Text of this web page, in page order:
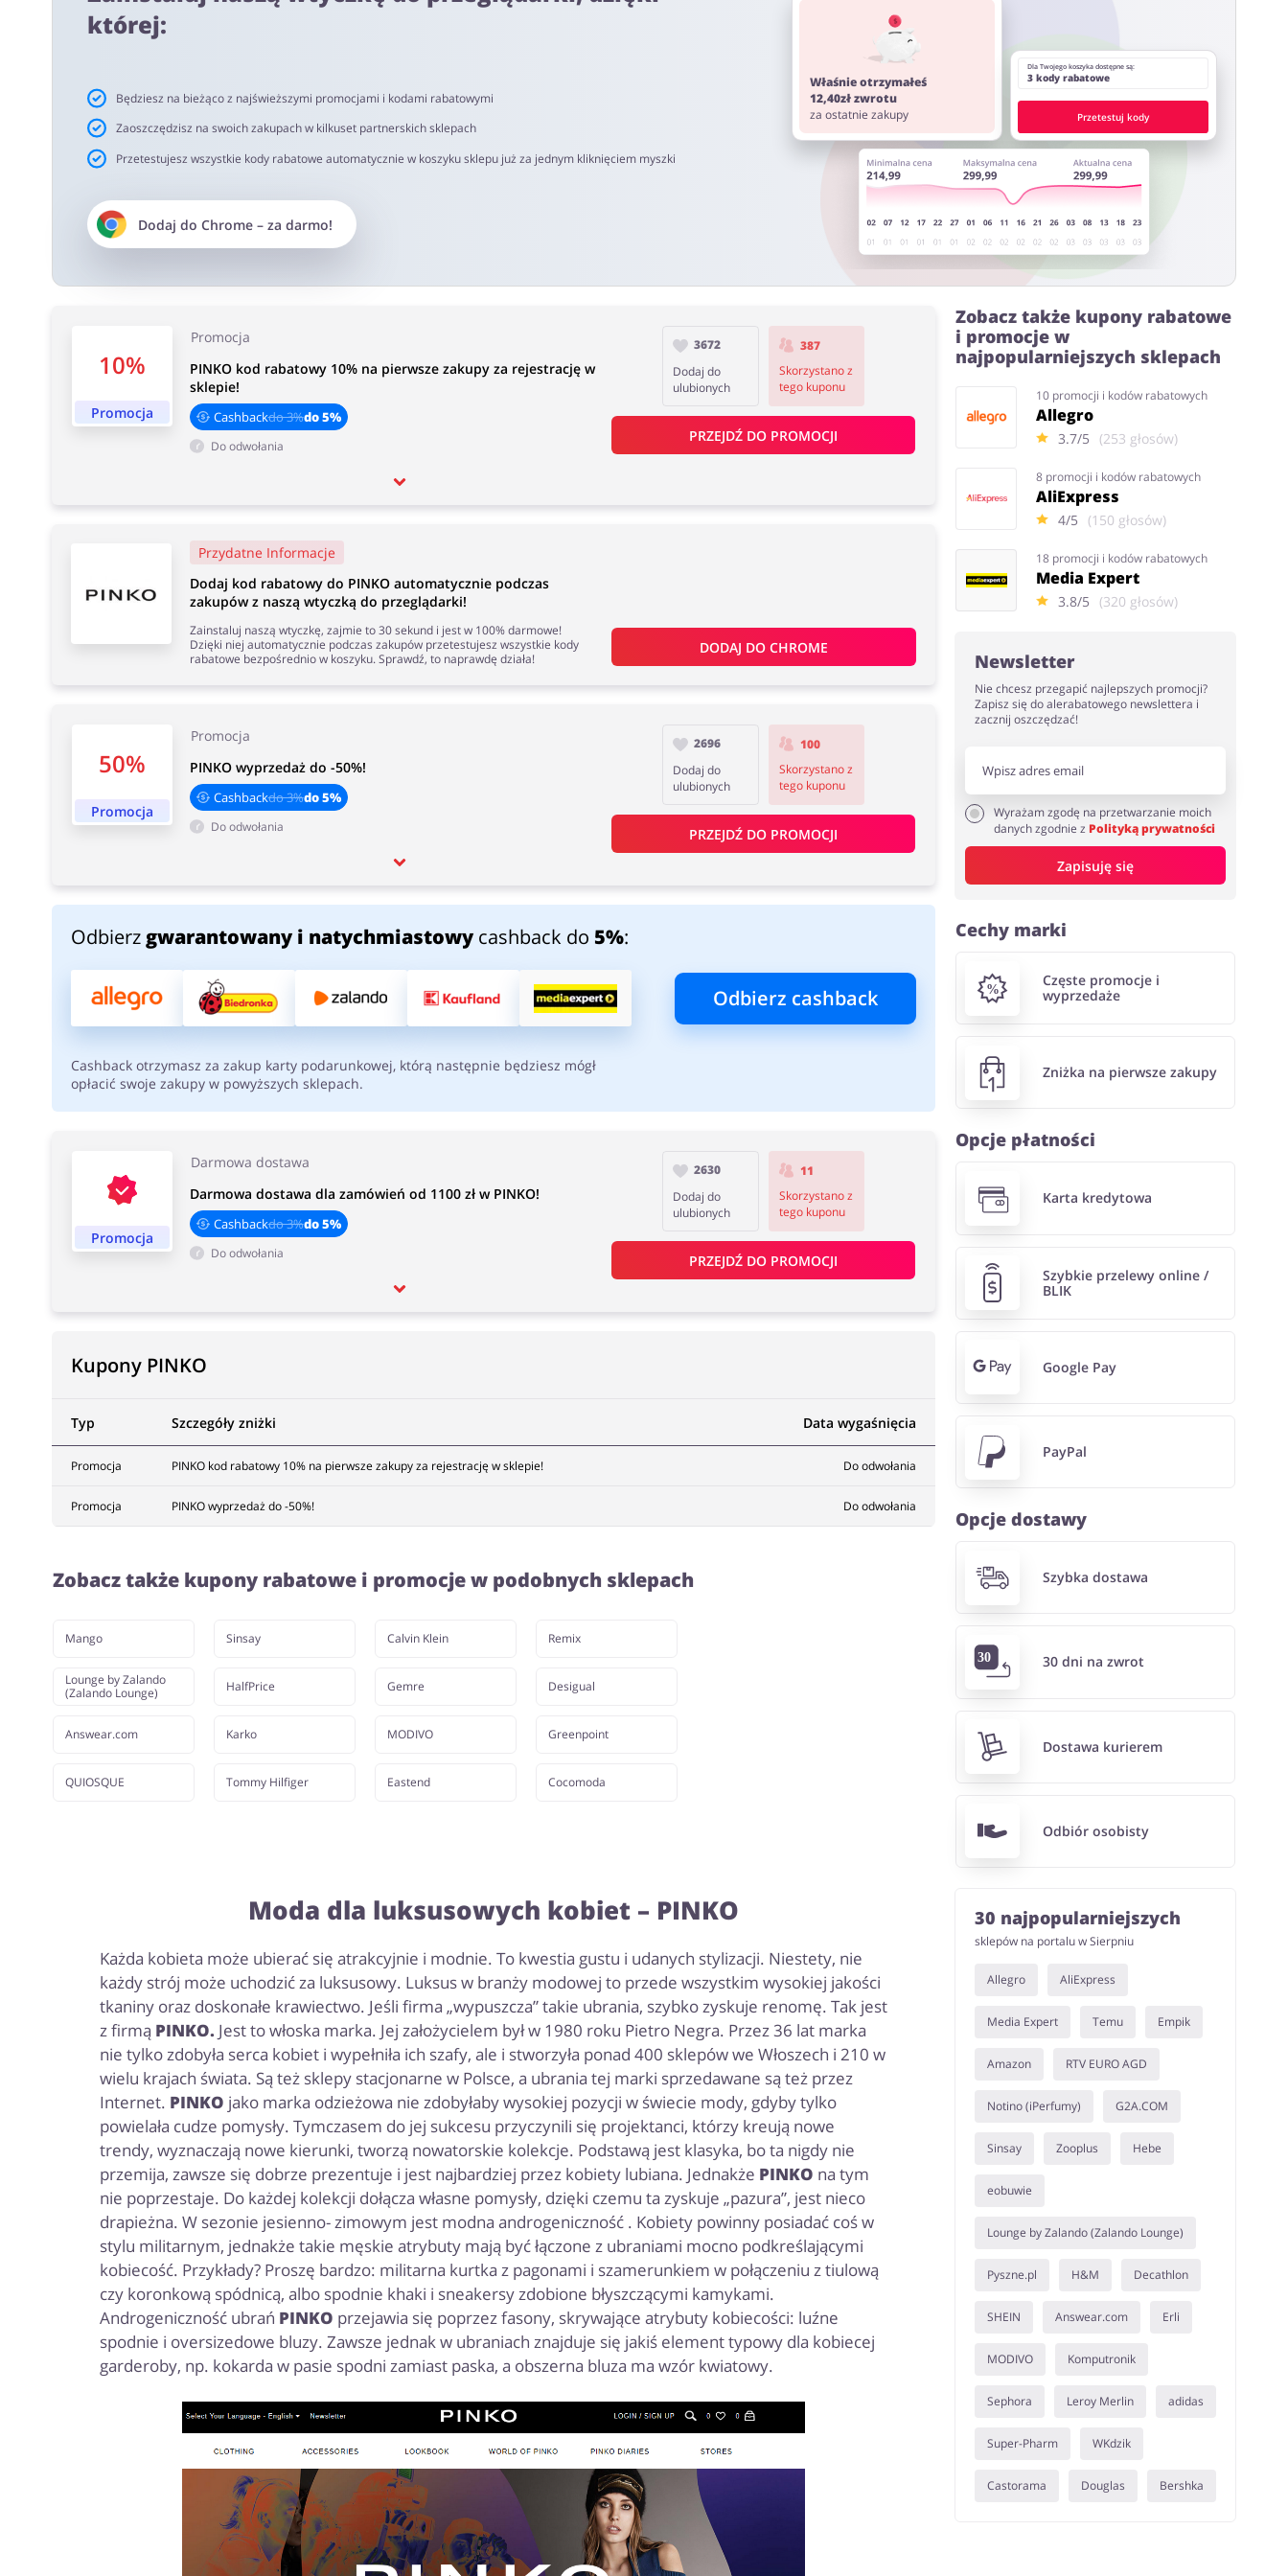
5% - przy zakupie produktów nieprzecenionych
4% - przy zakupie pozostałych produktów
Ważne informacje:
Cashback pojawi się na Twoim koncie w okresie od 2h do 72h od momentu złożenia zamówienia. Nie dotyczy on kosztów dostawy oraz może być naliczony od kwoty zamówienia
netto. Rekomendujemy korzystanie z wtyczki alerabat.com. Pamiętaj aby przed zakupem wyłączyć AdBlock oraz aby nie korzystać z innych stron lub rozszerzeń do przeglądarki
oferujących kody rabatowe lub cashback.
Czas akceptacji cashback:
Średni czas akceptacji Cashback w PINKO wynosi od 40 do 90 dni.
której:
Będziesz na bieżąco z najświeższymi promocjami i kodami rabatowymi
Zaoszczędzisz na swoich zakupach w kilkuset partnerskich sklepach
Przetestujesz wszystkie kody rabatowe automatycznie w koszyku sklepu już za jednym kliknięciem myszki
Dodaj do Chrome– za darmo!
Właśnie otrzymałeś
12,40zł zwrotu
za ostatnie zakupy
Dla Twojego koszyka dostępne są:
3 kody rabatowe
Przetestuj kody
10%
Promocja
Promocja
PINKO kod rabatowy 10% na pierwsze zakupy za rejestrację w
sklepie!
Cashbackdo 3%do 5%
Do odwołania
3672
Dodaj do
ulubionych
387
Skorzystano z
tego kuponu
PRZEJDŹ DO PROMOCJI
50%
Promocja
Promocja
PINKO wyprzedaż do -50%!
Cashbackdo 3%do 5%
Do odwołania
2696
Dodaj do
ulubionych
100
Skorzystano z
tego kuponu
PRZEJDŹ DO PROMOCJI
Promocja
Darmowa dostawa
Darmowa dostawa dla zamówień od 1100 zł w PINKO!
Cashbackdo 3%do 5%
Do odwołania
2630
Dodaj do
ulubionych
11
Skorzystano z
tego kuponu
PRZEJDŹ DO PROMOCJI
Przydatne Informacje
Dodaj kod rabatowy do PINKO automatycznie podczas
zakupów z naszą wtyczką do przeglądarki!
Zainstaluj naszą wtyczkę, zajmie to 30 sekund i jest w 100% darmowe!
Dzięki niej automatycznie podczas zakupów przetestujesz wszystkie kody
rabatowe bezpośrednio w koszyku. Sprawdź, to naprawdę działa!
DODAJ DO CHROME
Odbierz gwarantowany i natychmiastowycashback do 5%:
Odbierz cashback
Cashback otrzymasz za zakup karty podarunkowej, którą następnie będziesz mógł
opłacić swoje zakupy w powyższych sklepach.
Kupony PINKO
Typ Szczegóły zniżki Data wygaśnięcia
Promocja PINKO kod rabatowy 10% na pierwsze zakupy za rejestrację w sklepie! Do odwołania
Promocja PINKO wyprzedaż do -50%! Do odwołania
Zobacz także kupony rabatowe i promocje w podobnych sklepach
Mango
Lounge by Zalando
(Zalando Lounge)
Answear.com
QUIOSQUE
Sinsay
HalfPrice
Karko
Tommy Hilfiger
Calvin Klein
Gemre
MODIVO
Eastend
Remix
Desigual
Greenpoint
Cocomoda
Moda dla luksusowych kobiet – PINKO
Każda kobieta może ubierać się atrakcyjnie i modnie. To kwestia gustu i udanych stylizacji. Niestety, nie
każdy strój może uchodzić za luksusowy. Luksus w branży modowej to przede wszystkim wysokiej jakości
tkaniny oraz doskonałe krawiectwo. Jeśli firma „wypuszcza” takie ubrania, szybko zyskuje renomę. Tak jest
z firmą PINKO.Jest to włoska marka. Jej założycielem był w 1980 roku Pietro Negra. Przez 36 lat marka
nie tylko zdobyła serca kobiet i wypełniła ich szafy, ale i stworzyła ponad 400 sklepów we Włoszech i 210 w
wielu krajach świata. Są też sklepy stacjonarne w Polsce, a ubrania tej marki sprzedawane są też przez
Internet. PINKO jako marka odzieżowa nie zdobyłaby wysokiej pozycji w świecie mody, gdyby tylko
powielała cudze pomysły. Tymczasem do jej sukcesu przyczynili się projektanci, którzy kreują nowe
trendy, wyznaczają nowe kierunki, tworzą nowatorskie kolekcje. Podstawą jest klasyka, bo ta nigdy nie
przemija, zawsze się dobrze prezentuje i jest najbardziej przez kobiety lubiana. Jednakże PINKO na tym
nie poprzestaje. Do każdej kolekcji dołącza własne pomysły, dzięki czemu ta zyskuje „pazura”, jest nieco
drapieżna. W sezonie jesienno- zimowym jest modna androgeniczność . Kobiety powinny posiadać coś w
stylu militarnym, jednakże takie męskie atrybuty mają być łączone z ubraniami mocno podkreślającymi
kobiecość. Przykłady? Proszę bardzo: militarna kurtka z pagonami i szamerunkiem w połączeniu z tiulową
czy koronkową spódnicą, albo spodnie khaki i sneakersy zdobione błyszczącymi kamykami.
Androgeniczność ubrań PINKO przejawia się poprzez fasony, skrywające atrybuty kobiecości: luźne
spodnie i oversizedowe bluzy. Zawsze jednak w ubraniach znajduje się jakiś element typowy dla kobiecej
garderoby, np. kokarda w pasie spodni zamiast paska, a obszerna bluza ma wzór kwiatowy.
Zobacz także kupony rabatowe
i promocje w
najpopularniejszych sklepach
10 promocji i kodów rabatowych
Allegro
3.7/5 (253 głosów)
8 promocji i kodów rabatowych
AliExpress
4/5 (150 głosów)
18 promocji i kodów rabatowych
Media Expert
3.8/5 (320 głosów)
Newsletter
Nie chcesz przegapić najlepszych promocji?
Zapisz się do alerabatowego newslettera i
zacznij oszczędzać!
Wyrażam zgodę na przetwarzanie moich
danych zgodnie z Polityką prywatności
Zapisuję się
Cechy marki
Częste promocje i
wyprzedaże
Zniżka na pierwsze zakupy
Opcje płatności
Karta kredytowa
Szybkie przelewy online /
BLIK
Google Pay
PayPal
Opcje dostawy
Szybka dostawa
30 dni na zwrot
Dostawa kurierem
Odbiór osobisty
30 najpopularniejszych
sklepów na portalu w Sierpniu
Allegro AliExpress
Media Expert Temu Empik
Amazon RTV EURO AGD
Notino (iPerfumy) G2A.COM
Sinsay Zooplus Hebe
eobuwie
Lounge by Zalando (Zalando Lounge)
Pyszne.pl H&M Decathlon
SHEIN Answear.com Erli
MODIVO Komputronik
Sephora Leroy Merlin adidas
Super-Pharm WKdzik
Castorama Douglas Bershka